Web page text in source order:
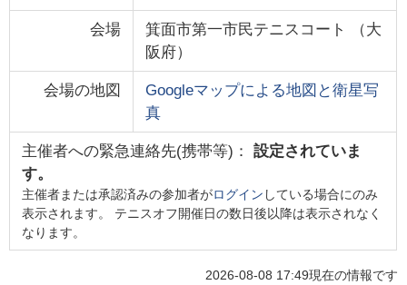
会場 箕面市第一市民テニスコート （大
阪府）
会場の地図
Googleマップによる地図と衛星写
真
主催者への緊急連絡先(携帯等)： 設定されていま
す。
主催者または承認済みの参加者がログイン している場合にのみ
表示されます。 テニスオフ開催日の数日後以降は表示されなく
なります。
2026-08-08 17:49現在の情報です